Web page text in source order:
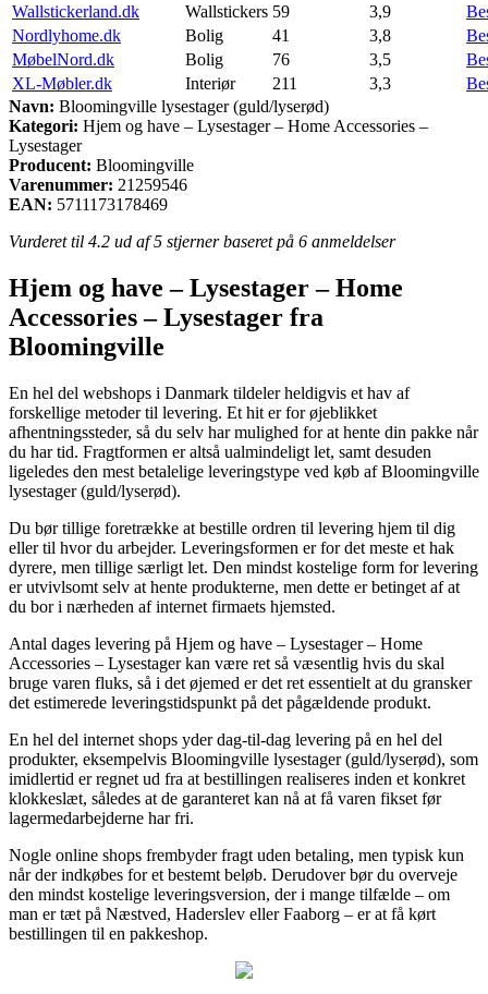
Wallstickerland.dk
Wallstickers 59 3,9
Nordlyhome.dk
Bolig 41 3,8
MøbelNord.dk
Bolig 76 3,5
XL-Møbler.dk
Interiør 211 3,3
Navn: Bloomingville lysestager (guld/lyserød)
Kategori: Hjem og have – Lysestager – Home Accessories –
Lysestager
Producent: Bloomingville
Varenummer: 21259546
EAN: 5711173178469
Vurderet til 4.2 ud af 5 stjerner baseret på 6 anmeldelser
Hjem og have – Lysestager – Home
Accessories – Lysestager fra
Bloomingville
En hel del webshops i Danmark tildeler heldigvis et hav af
forskellige metoder til levering. Et hit er for øjeblikket
afhentningssteder, så du selv har mulighed for at hente din pakke når
du har tid. Fragtformen er altså ualmindeligt let, samt desuden
ligeledes den mest betalelige leveringstype ved køb af Bloomingville
lysestager (guld/lyserød).
Du bør tillige foretrække at bestille ordren til levering hjem til dig
eller til hvor du arbejder. Leveringsformen er for det meste et hak
dyrere, men tillige særligt let. Den mindst kostelige form for levering
er utvivlsomt selv at hente produkterne, men dette er betinget af at
du bor i nærheden af internet firmaets hjemsted.
Antal dages levering på Hjem og have – Lysestager – Home
Accessories – Lysestager kan være ret så væsentlig hvis du skal
bruge varen fluks, så i det øjemed er det ret essentielt at du gransker
det estimerede leveringstidspunkt på det pågældende produkt.
En hel del internet shops yder dag-til-dag levering på en hel del
produkter, eksempelvis Bloomingville lysestager (guld/lyserød), som
imidlertid er regnet ud fra at bestillingen realiseres inden et konkret
klokkeslæt, således at de garanteret kan nå at få varen fikset før
lagermedarbejderne har fri.
Nogle online shops frembyder fragt uden betaling, men typisk kun
når der indkøbes for et bestemt beløb. Derudover bør du overveje
den mindst kostelige leveringsversion, der i mange tilfælde – om
man er tæt på Næstved, Haderslev eller Faaborg – er at få kørt
bestillingen til en pakkeshop.